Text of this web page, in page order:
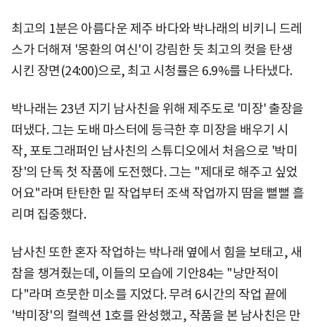
최고의 1분은 아름다운 제주 바다와 박나래의 비키니 드레
스가 더해져 '몽환의 여신'이 강림한 듯 최고의 컷을 탄생
시킨 장면(24:00)으로, 최고 시청률은 6.9%를 나타냈다.
박나래는 23년 지기 남사친을 위해 제주도로 '미장' 출장을
떠냈다. 그는 도배 마스터에 등극한 후 미장을 배우기 시
작, 포토그래퍼인 남사친의 스튜디오에서 처음으로 '박미
장'의 단독 첫 작품에 도전했다. 그는 "제대로 해주고 싶었
어요"라며 탄탄한 밑 작업부터 조색 작업까지 땀을 뻘뻘 흘
리며 집중했다.
남사친 또한 혼자 작업하는 박나래 옆에서 힘을 보태고, 새
참을 챙겨줬는데, 이들의 모습에 기안84는 "낭만적이
다"라며 흐뭇한 미소를 지었다. 무려 6시간의 작업 끝에
'박미장'의 컬렉션 1호를 완성했고, 작품을 본 남사친은 만